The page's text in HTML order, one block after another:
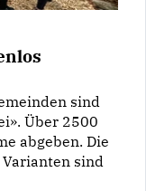
sind
Über 2500
abgeben. Die
sind